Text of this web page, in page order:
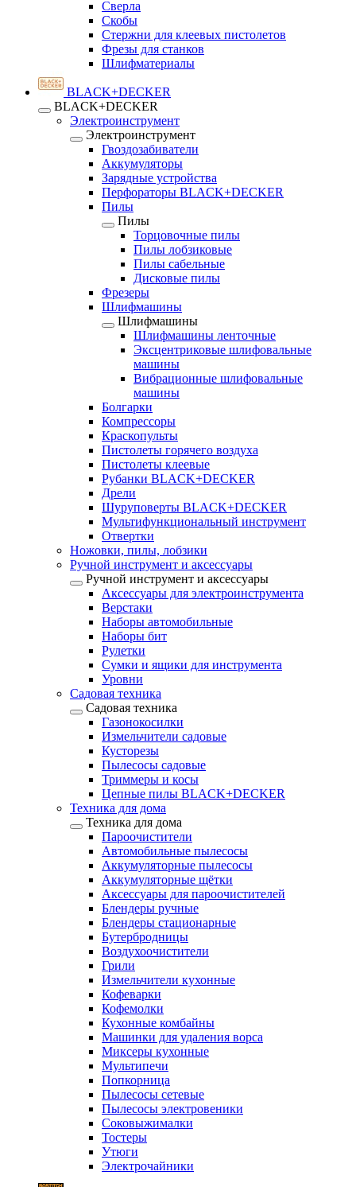
Сверла
Скобы
Стержни для клеевых пистолетов
Фрезы для станков
Шлифматериалы
BLACK+DECKER
BLACK+DECKER
Электроинструмент
Электроинструмент
Гвоздозабиватели
Аккумуляторы
Зарядные устройства
Перфораторы BLACK+DECKER
Пилы
Пилы
Торцовочные пилы
Пилы лобзиковые
Пилы сабельные
Дисковые пилы
Фрезеры
Шлифмашины
Шлифмашины
Шлифмашины ленточные
Эксцентриковые шлифовальные
машины
Вибрационные шлифовальные
машины
Болгарки
Компрессоры
Краскопульты
Пистолеты горячего воздуха
Пистолеты клеевые
Рубанки BLACK+DECKER
Дрели
Шуруповерты BLACK+DECKER
Мультифункциональный инструмент
Отвертки
Ножовки, пилы, лобзики
Ручной инструмент и аксессуары
Ручной инструмент и аксессуары
Аксессуары для электроинструмента
Верстаки
Наборы автомобильные
Наборы бит
Рулетки
Сумки и ящики для инструмента
Уровни
Садовая техника
Садовая техника
Газонокосилки
Измельчители садовые
Кусторезы
Пылесосы садовые
Триммеры и косы
Цепные пилы BLACK+DECKER
Техника для дома
Техника для дома
Пароочистители
Автомобильные пылесосы
Аккумуляторные пылесосы
Аккумуляторные щётки
Аксессуары для пароочистителей
Блендеры ручные
Блендеры стационарные
Бутербродницы
Воздухоочистители
Грили
Измельчители кухонные
Кофеварки
Кофемолки
Кухонные комбайны
Машинки для удаления ворса
Миксеры кухонные
Мультипечи
Попкорница
Пылесосы сетевые
Пылесосы электровеники
Соковыжималки
Тостеры
Утюги
Электрочайники